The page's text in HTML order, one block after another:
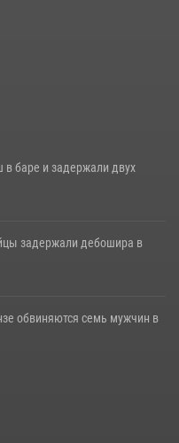
праздник
баре и задержали двух
задержали дебошира в
обвиняются семь мужчин в